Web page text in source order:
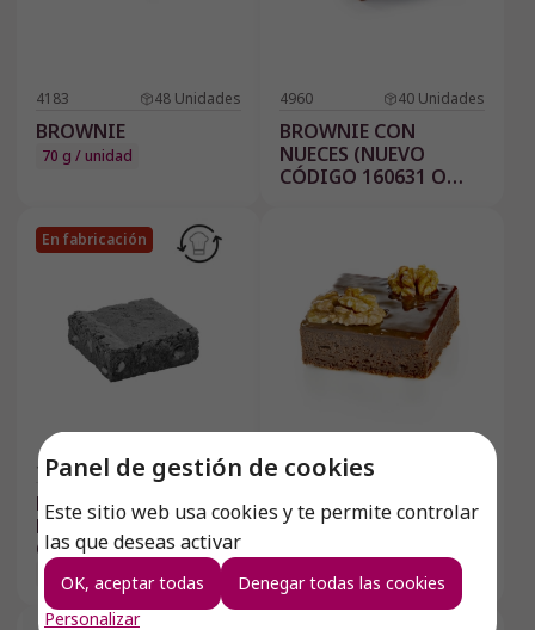
Panel de gestión de cookies
Este sitio web usa cookies y te permite controlar
las que deseas activar
OK, aceptar todas
Denegar todas las cookies
Personalizar
4183 48 Unidades
BROWNIE
70 g / unidad
4960 40 Unidades
BROWNIE CON
NUECES (NUEVO
CÓDIGO 160631 O
En fabricación
160631 30Unidades
BROWNIE CON
NUECES (NUEVO
CÓDIGO 160665)
80 g. / unidad
160004
BROWNIE DULCE DE
LECHE